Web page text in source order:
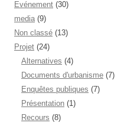
Evénement (30)
media (9)
Non classé (13)
Projet (24)
Alternatives (4)
Documents d'urbanisme (7)
Enquêtes publiques (7)
Présentation (1)
Recours (8)